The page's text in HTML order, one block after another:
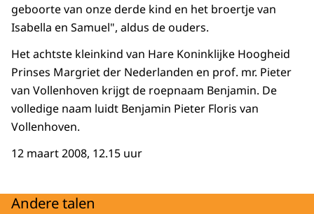
geboorte van onze derde kind en het broertje van
Isabella en Samuel", aldus de ouders.
Het achtste kleinkind van Hare Koninklijke Hoogheid
Prinses Margriet der Nederlanden en prof. mr. Pieter
van Vollenhoven krijgt de roepnaam Benjamin. De
volledige naam luidt Benjamin Pieter Floris van
Vollenhoven.
12 maart 2008, 12.15 uur
Andere talen